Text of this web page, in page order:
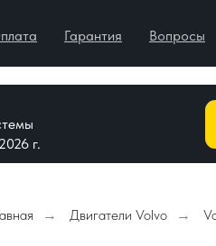
Гарантия Вопросы
г.
→ Двигатели Volvo →